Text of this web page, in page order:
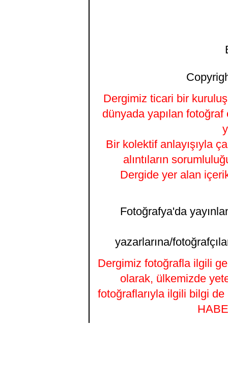
Dergimiz ticari bir kuruluş
dünyada yapılan fotoğraf
Bir kolektif anlayışıyla
alıntıların
Dergide yer alan
Fotoğrafya'da
yazarlarına/
Dergimiz fotoğrafla ilgili
olarak, ülkemizde
fotoğraflarıyla ilgili bilgi